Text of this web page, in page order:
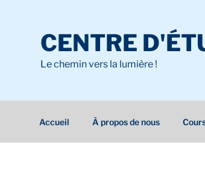
CENTRE
Le chemin vers la lumière !
Accueil À propos de nous